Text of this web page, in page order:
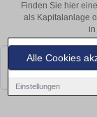
Alle Cookies
Einstellungen
Finden Sie hier
als Kapitalanlage
Leider konnten wir
bald wieder vorbei!